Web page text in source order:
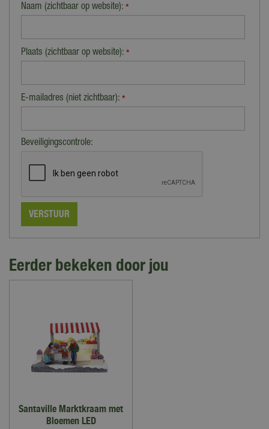
Naam (zichtbaar op website): *
Plaats (zichtbaar op website): *
E-mailadres (niet zichtbaar): *
Beveiligingscontrole:
Eerder bekeken door jou
Santaville Marktkraam met
Bloemen LED